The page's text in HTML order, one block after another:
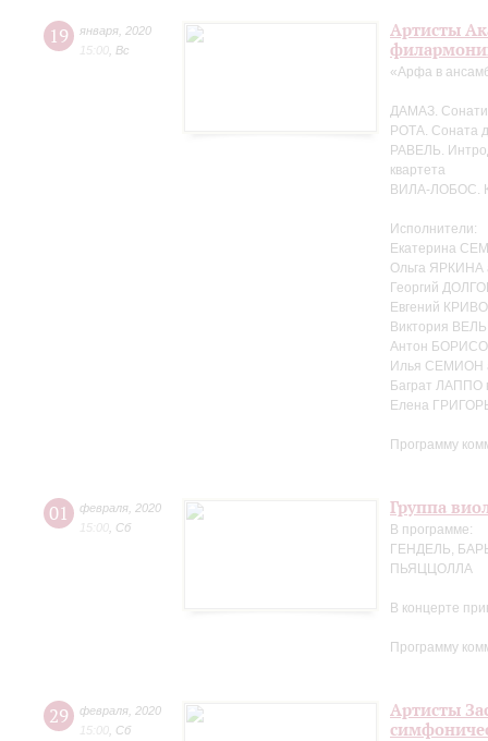
19 января 2020
15:00 Вс
Артисты
«Арфа в
ДАМАЗ.
РОТА. Соната
РАВЕЛЬ.
квартета
ВИЛА-ЛОБОС.
Исполнители:
Екатерина
Ольга ЯРКИНА
Георгий
Евгений
Виктория
Антон
Илья СЕМИОН
Баграт ЛАППО
Елена
Программу
01 февраля 2020
15:00 Сб
Группа
В программе:
ГЕНДЕЛЬ,
ПЬЯЦЦОЛЛА
В концерте
Программу
29 февраля 2020
15:00 Сб
Артисты